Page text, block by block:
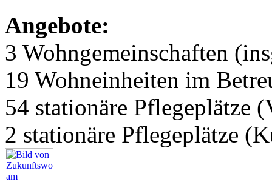
Angebote:
3 Wohngemeinschaften
19 Wohneinheiten im
54 stationäre Pflegeplätze
2 stationäre Pflegeplätze